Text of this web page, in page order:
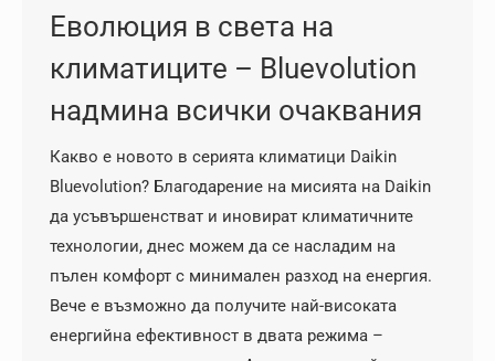
Еволюция в света на
климатиците – Bluevolution
надмина всички очаквания
Какво е новото в серията климатици Daikin
Bluevolution? Благодарение на мисията на Daikin
да усъвършенстват и иновират климатичните
технологии, днес можем да се насладим на
пълен комфорт с минимален разход на енергия.
Вече е възможно да получите най-високата
енергийна ефективност в двата режима –